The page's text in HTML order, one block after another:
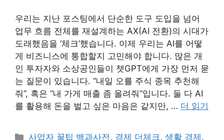
우리는 지난 포스팅에서 단순한 도구 도입을 넘어
업무 흐름 전체를 재설계하는 AX(AI 전환)의 시대가
도래했음을 ‘체크’했습니다. 이제 우리는 AI를 어떻
게 비즈니스에 통합할지 고민해야 합니다. 많은 개
인 투자자와 소상공인들이 챗GPT에게 가장 먼저 묻
는 질문이 있습니다. “내일 오를 주식 종목 추천해
줘”, 혹은 “내 가게 매출 좀 올려줘”입니다. 둘 다 AI
를 활용해 돈을 벌고 싶은 마음은 같지만, … 더 읽기
카
사업자 꿀팁 백과사전, 경제 더체크,생활 경제 ,